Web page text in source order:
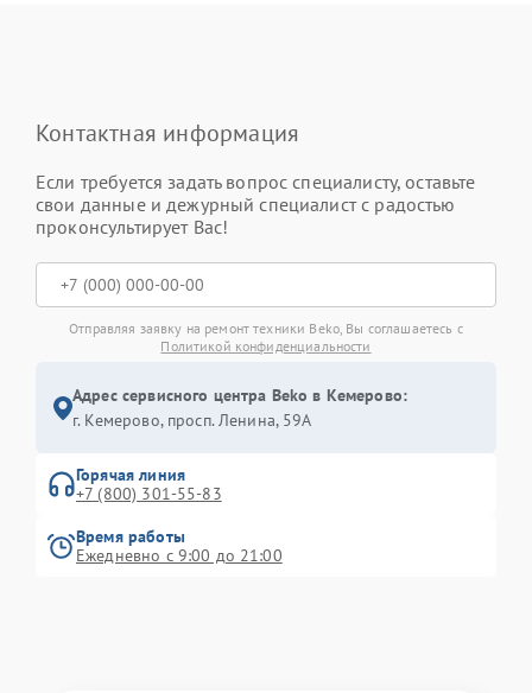
Контактная информация
Если требуется задать вопрос специалисту, оставьте
свои данные и дежурный специалист с радостью
проконсультирует Вас!
Отправляя заявку на ремонт техники Beko, Вы соглашаетесь с
Политикой конфиденциальности
Адрес сервисного центра Beko в Кемерово:
г. Кемерово, просп. Ленина, 59А
Горячая линия
+7 (800) 301-55-83
Время работы
Ежедневно с 9:00 до 21:00